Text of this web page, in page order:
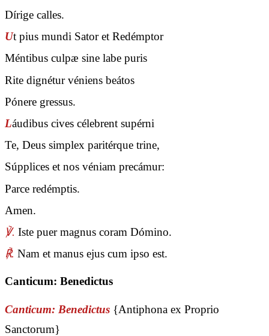
Dírige calles.
Ut pius mundi Sator et Redémptor
Méntibus culpæ sine labe puris
Rite dignétur véniens beátos
Pónere gressus.
Láudibus cives célebrent supérni
Te, Deus simplex paritérque trine,
Súpplices et nos véniam precámur:
Parce redémptis.
Amen.
℣. Iste puer magnus coram Dómino.
℟. Nam et manus ejus cum ipso est.
Canticum: Benedictus
Canticum: Benedictus {Antiphona ex Proprio
Sanctorum}